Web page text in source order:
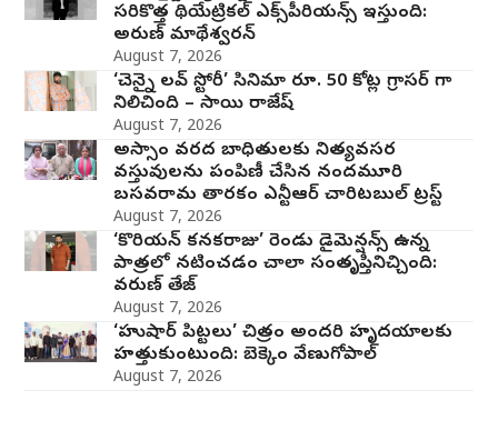
సరికొత్త థియేట్రికల్ ఎక్స్‌పీరియన్స్ ఇస్తుంది:
అరుణ్ మాథేశ్వరన్
August 7, 2026
‘చెన్నై లవ్ స్టోరీ’ సినిమా రూ. 50 కోట్ల గ్రాసర్ గా
నిలిచింది – సాయి రాజేష్
August 7, 2026
అస్సాం వరద బాధితులకు నిత్యవసర
వస్తువులను పంపిణీ చేసిన నందమూరి
బసవరామ తారకం ఎన్టీఆర్ చారిటబుల్ ట్రస్ట్
August 7, 2026
‘కొరియన్ కనకరాజు’ రెండు డైమెన్షన్స్ ఉన్న
పాత్రలో నటించడం చాలా సంతృప్తినిచ్చింది:
వరుణ్ తేజ్
August 7, 2026
‘హుషార్‌ పిట్టలు’ చిత్రం అందరి హృదయాలకు
హత్తుకుంటుంది: బెక్కెం వేణుగోపాల్‌
August 7, 2026